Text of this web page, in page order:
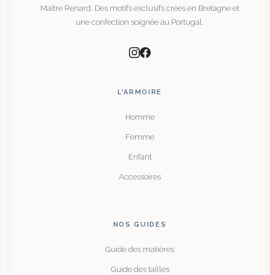
Maître Renard. Des motifs exclusifs créés en Bretagne et
une confection soignée au Portugal.
L'ARMOIRE
Homme
Femme
Enfant
Accessoires
NOS GUIDES
Guide des matières
Guide des tailles